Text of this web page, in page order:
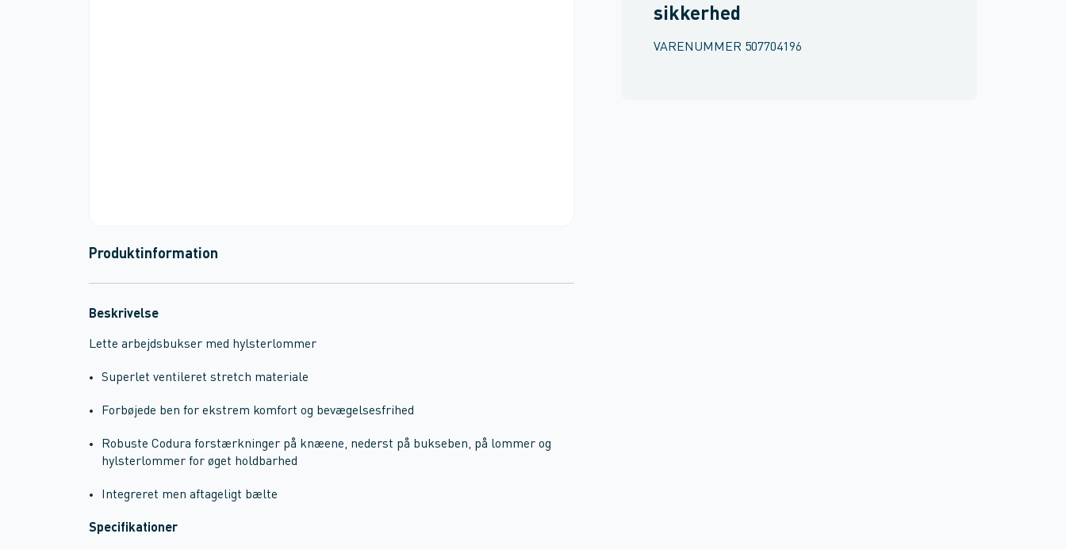
sikkerhed
VARENUMMER 507704196
Produktinformation
Beskrivelse
Lette arbejdsbukser med hylsterlommer
Superlet ventileret stretch materiale
Forbøjede ben for ekstrem komfort og bevægelsesfrihed
Robuste Codura forstærkninger på knæene, nederst på bukseben, på lommer og
hylsterlommer for øget holdbarhed
Integreret men aftageligt bælte
Specifikationer